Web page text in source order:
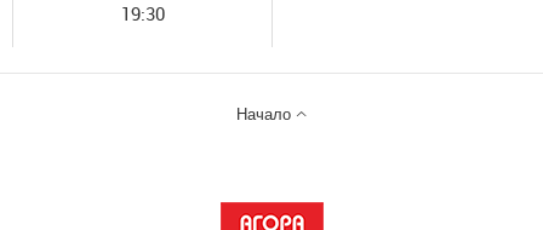
19:30
Начало 